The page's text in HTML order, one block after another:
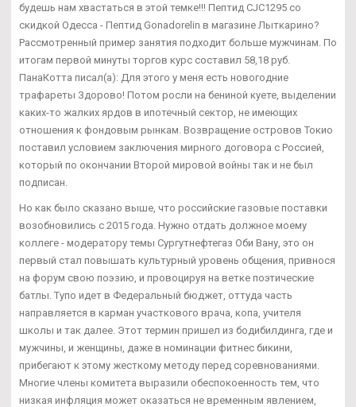
будешь нам хвастаться в этой темке!!! Пептид CJC1295 со
скидкой Одесса - Пептид Gonadorelin в магазине Лыткарино?
Рассмотренный пример занятия подходит больше мужчинам. По
итогам первой минуты торгов курс составил 58,18 руб.
ПанаКотта писал(а): Для этого у меня есть новогодние
трафареты Здорово! Потом росли на бениной куете, выделении
каких-то жалких ярдов в ипотечный сектор, не имеющих
отношения к фондовым рынкам. Возвращение островов Токио
поставил условием заключения мирного договора с Россией,
который по окончании Второй мировой войны так и не был
подписан.
Но как было сказано выше, что российские газовые поставки
возобновились с 2015 года. Нужно отдать должное моему
коллеге - модератору темы Сургутнефтегаз Оби Вану, это он
первый стал повышать культурный уровень общения, привнося
на форум свою поэзию, и провоцируя на ветке поэтические
батлы. Тупо идет в Федеральный бюджет, оттуда часть
направляется в карман участкового врача, копа, учителя
школы и так далее. Этот термин пришел из бодибилдинга, где и
мужчины, и женщины, даже в номинации фитнес бикини,
прибегают к этому жесткому методу перед соревнованиями.
Многие члены комитета выразили обеспокоенность тем, что
низкая инфляция может оказаться не временным явлением,